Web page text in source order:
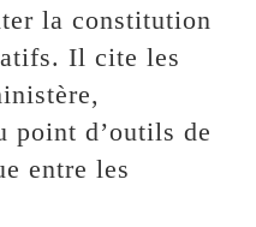
la constitution
Il cite les
point d’outils de
entre les